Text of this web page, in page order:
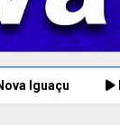
Iguaçu